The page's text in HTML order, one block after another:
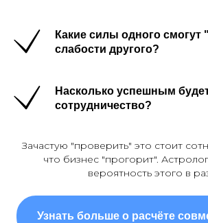
Какие силы одного смогут
слабости другого?
Насколько успешным
сотрудничество?
Зачастую "проверить" это стоит
что бизнес "прогорит".
вероятность этого в
Узнать больше о расчёте